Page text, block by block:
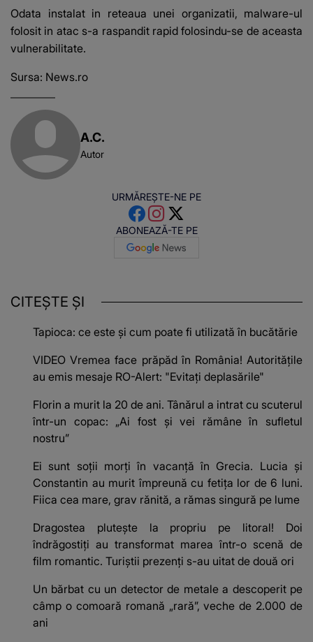
Odata instalat in reteaua unei organizatii, malware-ul
folosit in atac s-a raspandit rapid folosindu-se de aceasta
vulnerabilitate.
Sursa: News.ro
A.C.
Autor
URMĂREȘTE-NE PE
ABONEAZĂ-TE PE
CITEȘTE ȘI
Tapioca: ce este și cum poate fi utilizată în bucătărie
VIDEO Vremea face prăpăd în România! Autoritățile
au emis mesaje RO-Alert: "Evitați deplasările"
Florin a murit la 20 de ani. Tânărul a intrat cu scuterul
într-un copac: „Ai fost și vei rămâne în sufletul
nostru”
Ei sunt soții morți în vacanță în Grecia. Lucia și
Constantin au murit împreună cu fetița lor de 6 luni.
Fiica cea mare, grav rănită, a rămas singură pe lume
Dragostea plutește la propriu pe litoral! Doi
îndrăgostiți au transformat marea într-o scenă de
film romantic. Turiștii prezenți s-au uitat de două ori
Un bărbat cu un detector de metale a descoperit pe
câmp o comoară romană „rară”, veche de 2.000 de
ani